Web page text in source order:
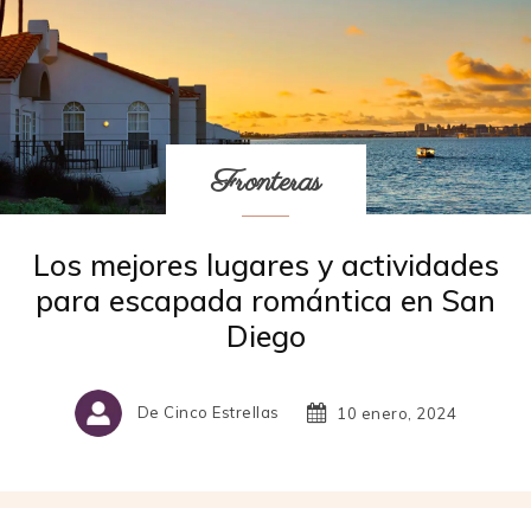
Fronteras
Los mejores lugares y actividades
para escapada romántica en San
Diego
De Cinco Estrellas 10 enero, 2024